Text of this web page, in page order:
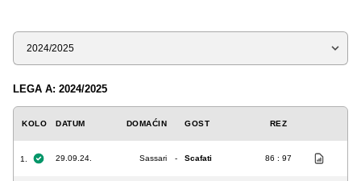
Sezona
LEGA A: 2024/2025
KOLO DATUM DOMAĆIN GOST REZ
1. 29.09.24. Sassari - Scafati 86 : 97